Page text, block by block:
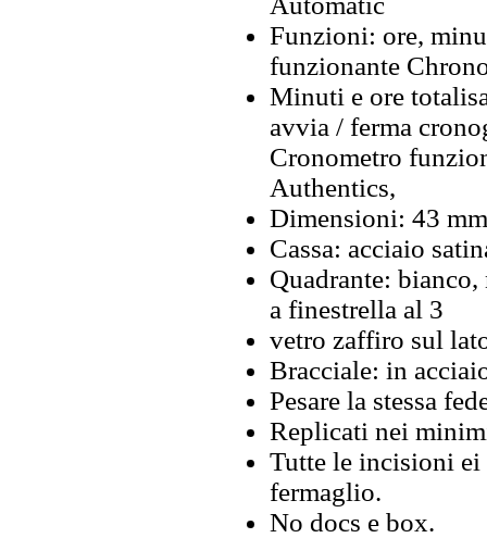
Funzioni: ore,
funzionante
Minuti e ore
avvia / ferma
Cronometro
Authentics,
Dimensioni: 43 mm
Cassa: acciaio
Quadrante:
a finestrella al 3
vetro zaffiro sul
Bracciale: in
Pesare la stessa
Replicati nei
Tutte le incisioni ei
fermaglio.
No docs e box.